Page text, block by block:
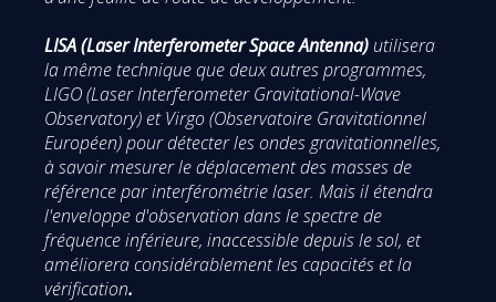
LISA (Laser Interferometer Space Antenna) utilisera
la même technique que deux autres programmes,
LIGO (Laser Interferometer Gravitational-Wave
Observatory) et Virgo (Observatoire Gravitationnel
Européen) pour détecter les ondes gravitationnelles,
à savoir mesurer le déplacement des masses de
référence par interférométrie laser. Mais il étendra
l'enveloppe d'observation dans le spectre de
fréquence inférieure, inaccessible depuis le sol, et
améliorera considérablement les capacités et la
vérification.